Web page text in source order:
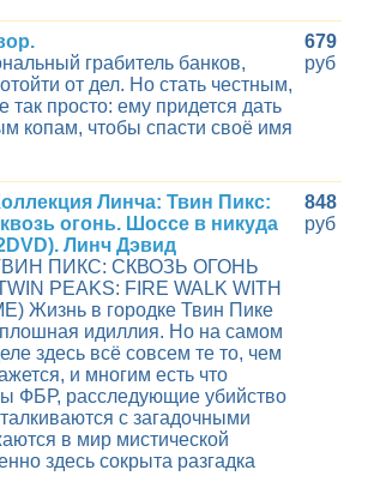
грабитель банков,
от дел. Но стать честным,
так просто: ему придется дать
копам, чтобы спасти своё имя
679
руб
Линча: Твин Пикс:
огонь. Шоссе в никуда
Линч Дэвид
ПИКС: СКВОЗЬ ОГОНЬ
PEAKS: FIRE WALK WITH
Жизнь в городке Твин Пике
идиллия. Но на самом
здесь всё совсем те то, чем
и многим есть что
ФБР, расследующие убийство
с загадочными
в мир мистической
здесь сокрыта разгадка
848
руб